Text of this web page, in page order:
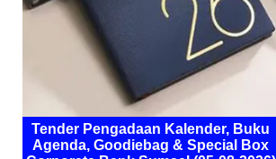
Tender Pengadaan Kalender, Buku
Agenda, Goodiebag & Special Box